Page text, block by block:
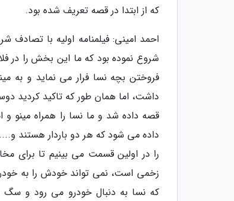
که از ابتدا در قصه تعریف شده بود.
احمد امینی: فیلمنامه اولیه با
شروع نموده بود که ما این بخش را در
فروختن بچه نسا فرار می نماید و به
داشت، اما همان طور که تاکید کردید
قصه داده شد و ما نسا را همراه مینو
داده می شود که هر دو باردار هستند
را در اولین قسمت می بینیم تا برای
زخمی است، نمی تواند خودش را به
که نسا به دنبال خودرو می رود و سگ